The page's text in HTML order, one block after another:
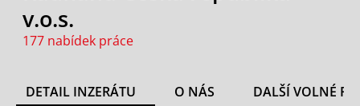
v.o.s.
177 nabídek práce
DETAIL INZERÁTU O NÁS DALŠÍ VOLNÉ